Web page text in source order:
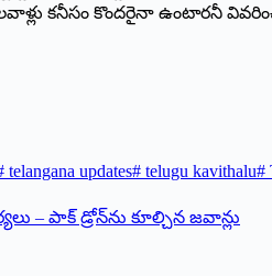
కనీసం కొందరైనా ఉంటారనీ
telangana updates# telugu kavithalu#
– పాక్‌ ‌డ్రోన్‌ను కూల్చిన జవాన్లు